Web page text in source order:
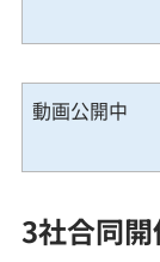
動画公開中
3社合同